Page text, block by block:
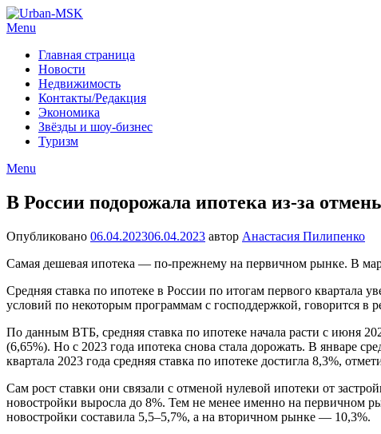
Menu
Главная страница
Новости
Недвижимость
Контакты/Редакция
Экономика
Звёзды и шоу-бизнес
Туризм
Menu
В России подорожала ипотека из-за
Опубликовано 06.04.202306.04.2023 автор Анастасия Пилипенко
Самая дешевая ипотека — по-прежнему на первичном рынке. В
Средняя ставка по ипотеке в России по итогам первого квартала
условий по некоторым программам с господдержкой, говорится в
По данным ВТБ, средняя ставка по ипотеке начала расти с июня
(6,65%). Но с 2023 года ипотека снова стала дорожать. В январе
квартала 2023 года средняя ставка по ипотеке достигла 8,3%,
Сам рост ставки они связали с отменой нулевой ипотеки от
новостройки выросла до 8%. Тем не менее именно на первичном
новостройки составила 5,5–5,7%, а на вторичном рынке — 10,3%.